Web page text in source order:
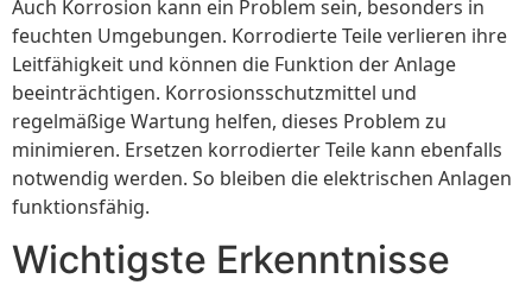
Auch Korrosion kann ein Problem sein, besonders in
feuchten Umgebungen. Korrodierte Teile verlieren ihre
Leitfähigkeit und können die Funktion der Anlage
beeinträchtigen. Korrosionsschutzmittel und
regelmäßige Wartung helfen, dieses Problem zu
minimieren. Ersetzen korrodierter Teile kann ebenfalls
notwendig werden. So bleiben die elektrischen Anlagen
funktionsfähig.
Wichtigste Erkenntnisse